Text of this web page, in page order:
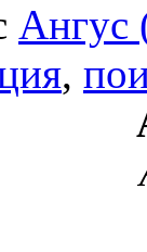
Ангус
,